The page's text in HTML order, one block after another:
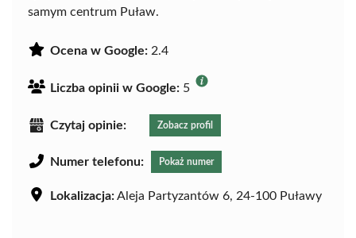
samym centrum Puław.
Ocena w Google: 2.4
Liczba opinii w Google: 5
Czytaj opinie: Zobacz profil
Numer telefonu: Pokaż numer
Lokalizacja:Aleja Partyzantów 6, 24-100 Puławy